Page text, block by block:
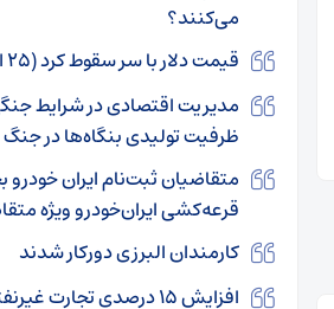
می‌کنند؟
قیمت دلار با سر سقوط کرد (۲۵ اسفند)
مدیریت اقتصادی در شرایط
ظرفیت تولیدی بنگاه‌ها در جنگ
متقاضیان ثبت‌نام ایران خودرو
قرعه‌کشی ایران‌خودرو ویژه
کارمندان البرزی دورکار شدند
افزایش ۱۵ درصدی تجارت